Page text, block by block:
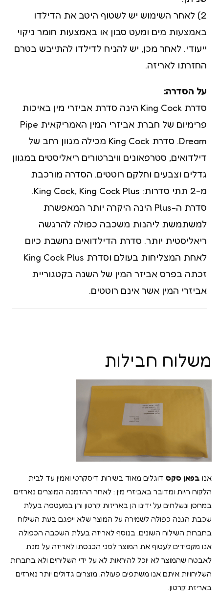
2) לאחר השימוש יש לשטוף היטב את הדילדו
באמצעות מים ומעט סבון או באמצעות חומר ניקוי
ייעודי. לאחר מכן, יש להניח לדילדו להתייבש בטרם
החזרתו לאריזה.
על הסדרה:
סדרת King Cock הינה סדרת אביזרי מין באיכות
פרימיום של חברת אביזרי המין האמריקאית Pipe
Dream. סדרת King Cock מכילה מגוון רחב של
דילדואים, סטרפאונים וויברטורים ריאליסטים במגוון
גדלים וצבעים וחלקם רוטטים. הסדרה מורכבת
מ-2 תתי סדרות: King Cock, King Cock Plus.
סדרת ה-Plus הינה היקרה יותר המאפשרת
למשתמשת ליהנות משכבה כפולה להרגשה
ריאליסטית יותר. סדרת הדילדואים נחשבת כיום
לאחת המצליחות בעולם וסדרת King Cock Plus
זכתה בפרס אביזר המין של השנה בקטגוריית
אביזרי המין אשר אינם רוטטים.
משלוח חבילות
אנו בפאן סקס דוגלים מאוד בשירות דיסקרטי ואמין עד לבית
הלקוח היות ומדובר באביזרי מין : לאחר ההזמנה המוצרים נארזים
במחסן ונשלחים על ידינו הן באריזות קרטון והן במעטפה בעלת
שכבת הגנה כפולה לשמירה על המוצר שלא ייפגם בעת השילוח
בחברות השילוח השונים. בנוסף לאריזה בעלת השכבה הכפולה
אנו מקפידים לעטוף את המוצר לפני הכנסתו לאריזה על מנת
לאבטח שהמוצר לא יוכל להיראות לא על ידי השליחים ולא בחברות
השליחויות איתם אנו משתפים פעולה. מוצרים גדולים יותר נארזים
באריזת קרטון.